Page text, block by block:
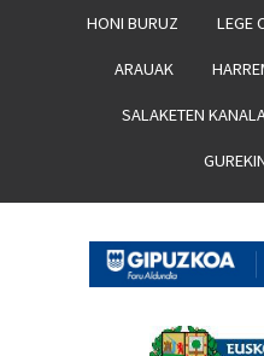
HONI BURUZ LEGE
ARAUAK
SALAKETEN